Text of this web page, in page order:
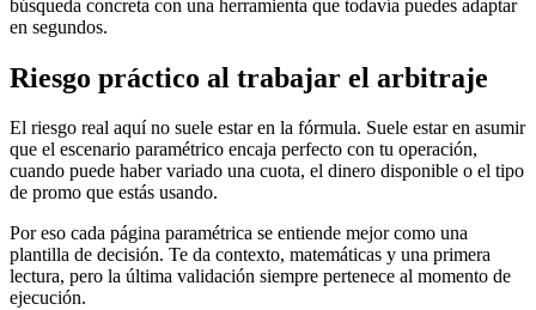
búsqueda concreta con una herramienta que todavía puedes adaptar
en segundos.
Riesgo práctico al trabajar el arbitraje
El riesgo real aquí no suele estar en la fórmula. Suele estar en asumir
que el escenario paramétrico encaja perfecto con tu operación,
cuando puede haber variado una cuota, el dinero disponible o el tipo
de promo que estás usando.
Por eso cada página paramétrica se entiende mejor como una
plantilla de decisión. Te da contexto, matemáticas y una primera
lectura, pero la última validación siempre pertenece al momento de
ejecución.